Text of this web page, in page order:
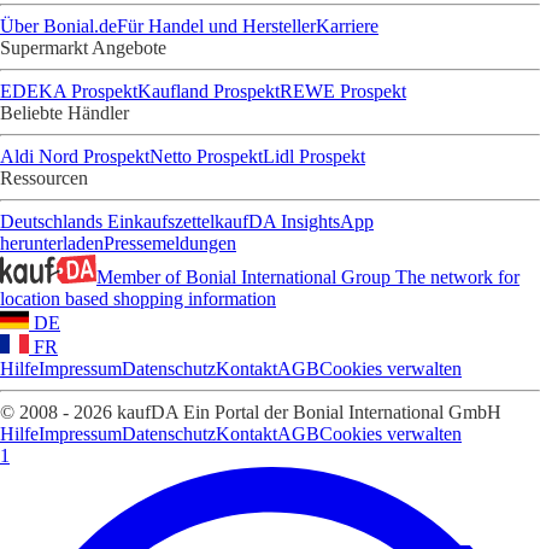
Über Bonial.deFür Handel und HerstellerKarriere
Supermarkt Angebote
EDEKA ProspektKaufland ProspektREWE Prospekt
Beliebte Händler
Aldi Nord ProspektNetto ProspektLidl Prospekt
Ressourcen
Deutschlands EinkaufszettelkaufDA InsightsApp
herunterladenPressemeldungen
Member of Bonial International Group The network for
location based shopping information
DE
FR
HilfeImpressumDatenschutzKontaktAGBCookies verwalten
© 2008 - 2026 kaufDA Ein Portal der Bonial International GmbH
HilfeImpressumDatenschutzKontaktAGBCookies verwalten
1